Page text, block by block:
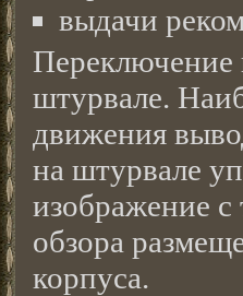
выдачи
Переключение
штурвале.
движения
на штурвале
изображение с
обзора
корпуса.